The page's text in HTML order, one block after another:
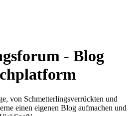
- Blog
von Schmetterlingsverrückten und
einen eigenen Blog aufmachen und